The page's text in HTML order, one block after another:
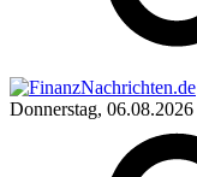
Donnerstag, 06.08.2026